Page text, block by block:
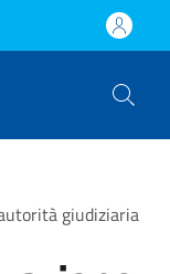
giudiziaria